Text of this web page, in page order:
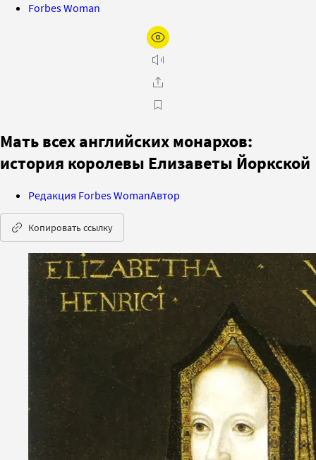
Forbes Woman
Мать всех английских монархов:
история королевы Елизаветы Йоркской
Редакция Forbes WomanАвтор
Копировать ссылку